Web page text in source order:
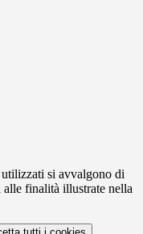
si avvalgono di
finalità illustrate nella